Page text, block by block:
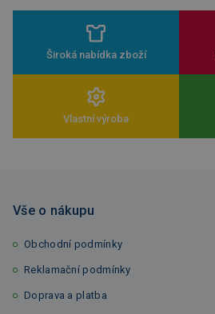
Široká nabídka zboží
Vlastní výroba
Vše o nákupu
Obchodní podmínky
Reklamační podmínky
Doprava a platba